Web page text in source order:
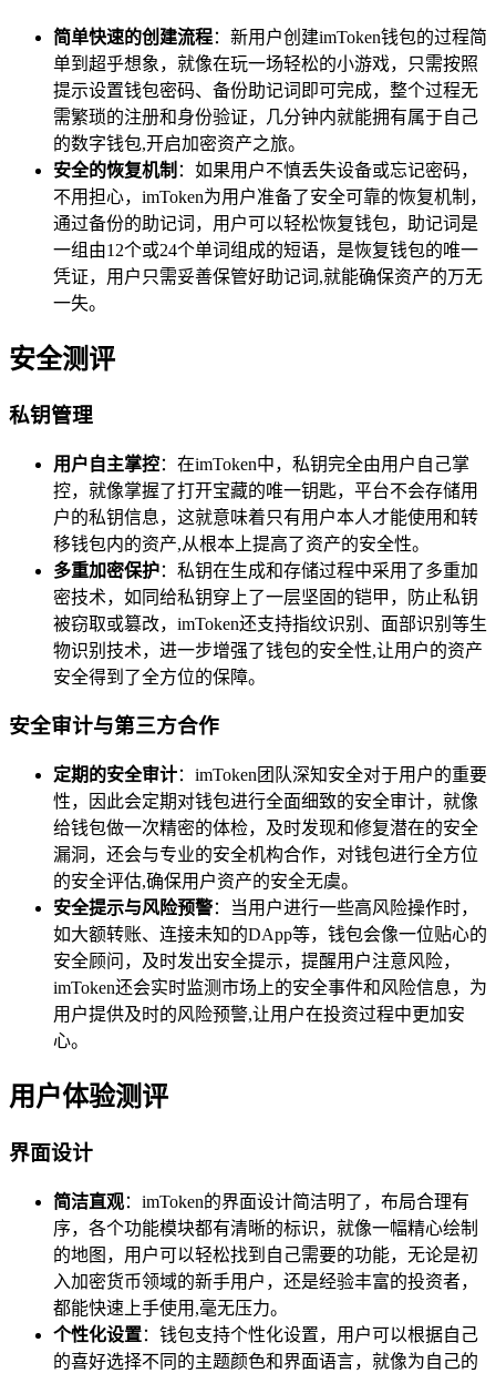
简单快速的创建流程：新用户创建imToken钱包的过程简
单到超乎想象，就像在玩一场轻松的小游戏，只需按照
提示设置钱包密码、备份助记词即可完成，整个过程无
需繁琐的注册和身份验证，几分钟内就能拥有属于自己
的数字钱包,开启加密资产之旅。
安全的恢复机制 ：如果用户不慎丢失设备或忘记密码，
不用担心，imToken为用户准备了安全可靠的恢复机制，
通过备份的助记词，用户可以轻松恢复钱包，助记词是
一组由12个或24个单词组成的短语，是恢复钱包的唯一
凭证，用户只需妥善保管好助记词,就能确保资产的万无
一失。
安全测评
私钥管理
用户自主掌控：在imToken中，私钥完全由用户自己掌
控，就像掌握了打开宝藏的唯一钥匙，平台不会存储用
户的私钥信息，这就意味着只有用户本人才能使用和转
移钱包内的资产,从根本上提高了资产的安全性。
多重加密保护：私钥在生成和存储过程中采用了多重加
密技术，如同给私钥穿上了一层坚固的铠甲，防止私钥
被窃取或篡改，imToken还支持指纹识别、面部识别等生
物识别技术，进一步增强了钱包的安全性,让用户的资产
安全得到了全方位的保障。
安全审计与第三方合作
定期的安全审计：imToken团队深知安全对于用户的重要
性，因此会定期对钱包进行全面细致的安全审计，就像
给钱包做一次精密的体检，及时发现和修复潜在的安全
漏洞，还会与专业的安全机构合作，对钱包进行全方位
的安全评估,确保用户资产的安全无虞。
安全提示与风险预警：当用户进行一些高风险操作时，
如大额转账、连接未知的DApp等，钱包会像一位贴心的
安全顾问，及时发出安全提示，提醒用户注意风险，
imToken还会实时监测市场上的安全事件和风险信息，为
用户提供及时的风险预警,让用户在投资过程中更加安
心。
用户体验测评
界面设计
简洁直观：imToken的界面设计简洁明了，布局合理有
序，各个功能模块都有清晰的标识，就像一幅精心绘制
的地图，用户可以轻松找到自己需要的功能，无论是初
入加密货币领域的新手用户，还是经验丰富的投资者，
都能快速上手使用,毫无压力。
个性化设置：钱包支持个性化设置，用户可以根据自己
的喜好选择不同的主题颜色和界面语言，就像为自己的